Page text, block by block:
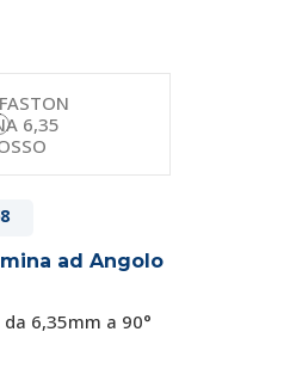
ad Angolo
6,35mm a 90°